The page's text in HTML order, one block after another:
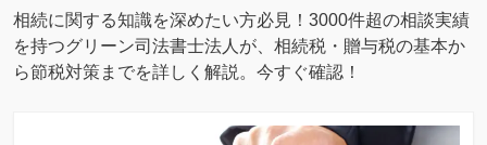
相続に関する知識を深めたい方必見！3000件超の相談実績
を持つグリーン司法書士法人が、相続税・贈与税の基本か
ら節税対策までを詳しく解説。今すぐ確認！